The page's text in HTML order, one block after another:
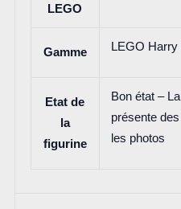
LEGO
Gamme LEGO Harry
Etat de
la
figurine
Bon état –
présente
les photos